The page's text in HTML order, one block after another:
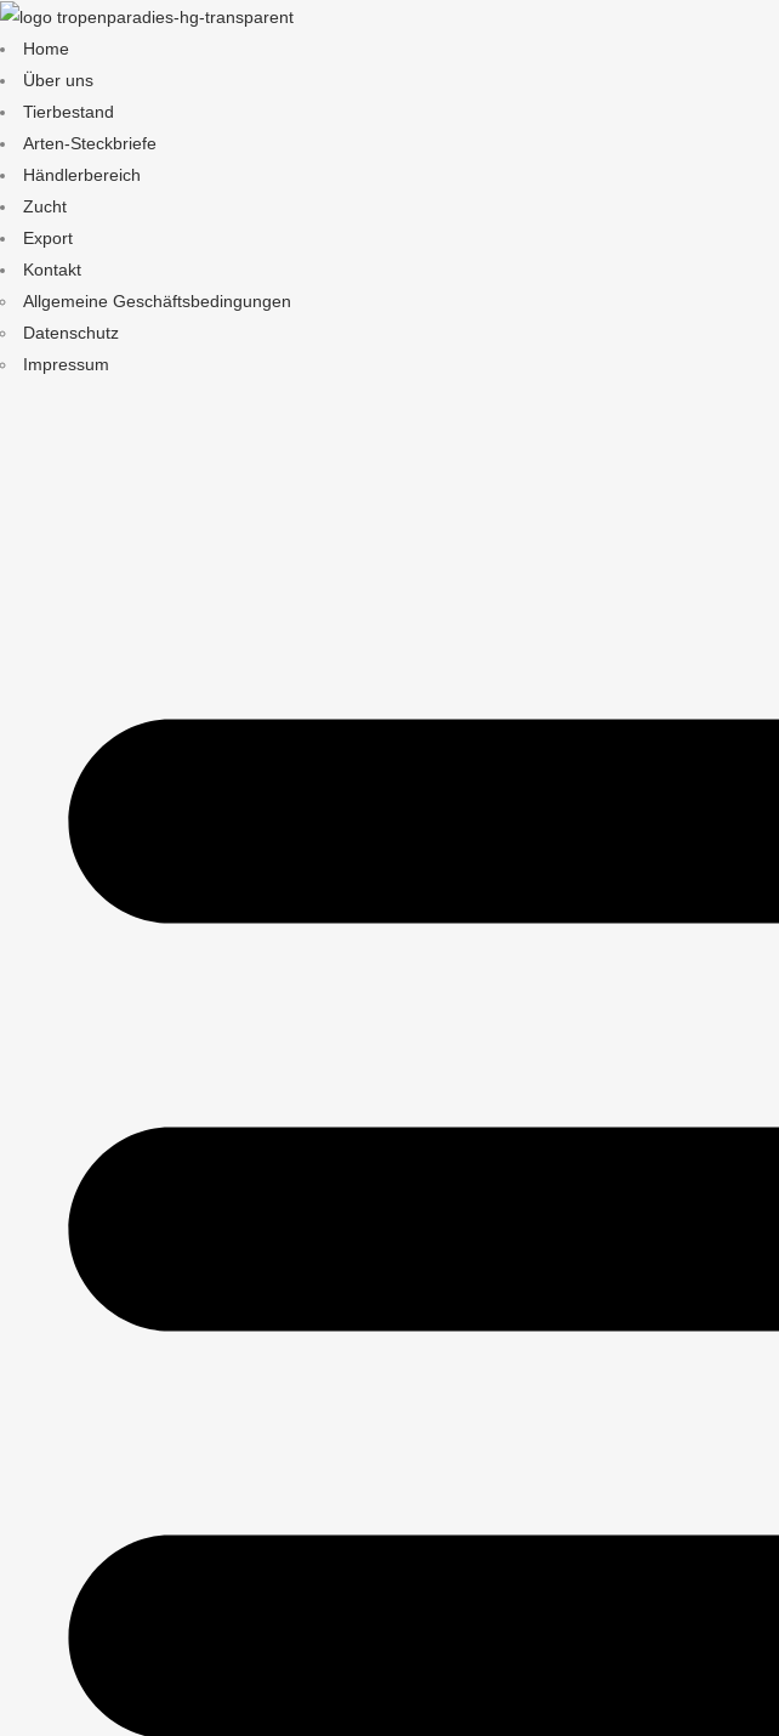
Home
Über uns
Tierbestand
Arten-Steckbriefe
Händlerbereich
Zucht
Export
Kontakt
Allgemeine Geschäftsbedingungen
Datenschutz
Impressum